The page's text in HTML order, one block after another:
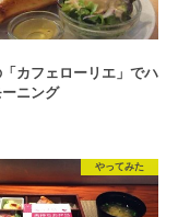
カフェローリエ」でハ
ニング
やってみた